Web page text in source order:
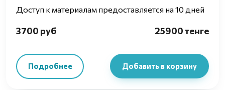
Доступ к материалам предоставляется на 10 дней
3700 руб 25900 тенге
Подробнее Добавить в корзину